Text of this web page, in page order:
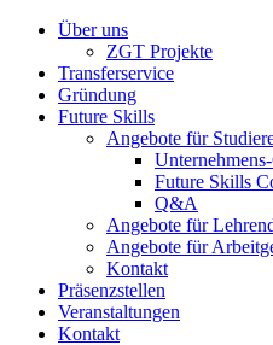
Über uns
ZGT Projekte
Transferservice
Gründung
Future Skills
Angebote für
Future Skills
Q&A
Angebote für
Angebote für
Kontakt
Präsenzstellen
Veranstaltungen
Kontakt